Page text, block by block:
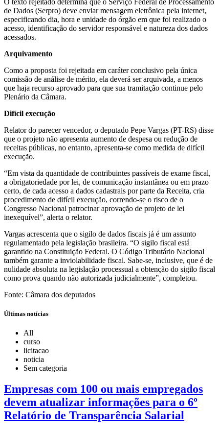
de Dados (Serpro) deve enviar mensagem eletrônica pela internet,
especificando dia, hora e unidade do órgão em que foi realizado o
acesso, identificação do servidor responsável e natureza dos dados
acessados.
Arquivamento
Como a proposta foi rejeitada em caráter conclusivo pela única
comissão de análise de mérito, ela deverá ser arquivada, a menos
que haja recurso aprovado para que sua tramitação continue pelo
Plenário da Câmara.
Difícil execução
Relator do parecer vencedor, o deputado Pepe Vargas (PT-RS) disse
que o projeto não apresenta aumento de despesa ou redução de
receitas públicas, no entanto, apresenta-se como medida de difícil
execução.
“Em vista da quantidade de contribuintes passíveis de exame fiscal,
a obrigatoriedade por lei, de comunicação instantânea ou em prazo
certo, de cada acesso a dados cadastrais por parte da Receita, cria
procedimento de difícil execução, correndo-se o risco de o
Congresso Nacional patrocinar aprovação de projeto de lei
inexequível”, alerta o relator.
Vargas acrescenta que o sigilo de dados fiscais já é um assunto
regulamentado pela legislação brasileira. “O sigilo fiscal está
garantido na Constituição Federal. O Código Tributário Nacional
também garante a inviolabilidade fiscal. Sabe-se, inclusive, que é de
nulidade absoluta na legislação processual a obtenção do sigilo fiscal
como prova quando não autorizada judicialmente”, completou.
Fonte: Câmara dos deputados
Últimas notícias
All
curso
licitacao
noticia
Sem categoria
Empresas com 100 ou mais empregados
devem atualizar informações para o 6º
Relatório de Transparência Salarial